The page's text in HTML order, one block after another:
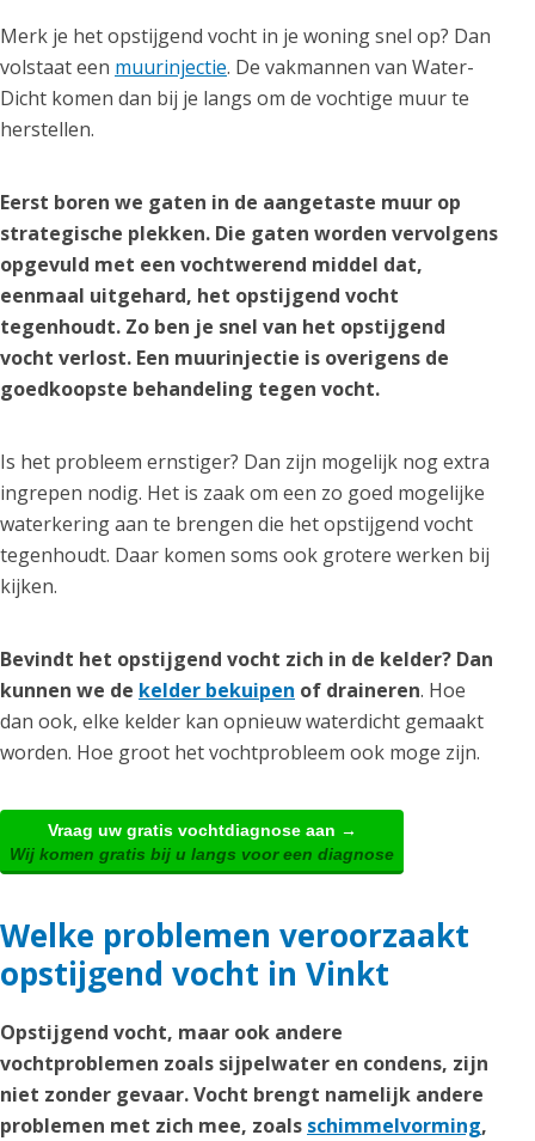
Merk je het opstijgend vocht in je woning snel op? Dan
volstaat een muurinjectie. De vakmannen van Water-
Dicht komen dan bij je langs om de vochtige muur te
herstellen.
Eerst boren we gaten in de aangetaste muur op
strategische plekken. Die gaten worden vervolgens
opgevuld met een vochtwerend middel dat,
eenmaal uitgehard, het opstijgend vocht
tegenhoudt. Zo ben je snel van het opstijgend
vocht verlost. Een muurinjectie is overigens de
goedkoopste behandeling tegen vocht.
Is het probleem ernstiger? Dan zijn mogelijk nog extra
ingrepen nodig. Het is zaak om een zo goed mogelijke
waterkering aan te brengen die het opstijgend vocht
tegenhoudt. Daar komen soms ook grotere werken bij
kijken.
Bevindt het opstijgend vocht zich in de kelder? Dan
kunnen we de kelder bekuipen of draineren. Hoe
dan ook, elke kelder kan opnieuw waterdicht gemaakt
worden. Hoe groot het vochtprobleem ook moge zijn.
Vraag uw gratis vochtdiagnose aan →
Wij komen gratis bij u langs voor een diagnose
Welke problemen veroorzaakt
opstijgend vocht in Vinkt
Opstijgend vocht, maar ook andere
vochtproblemen zoals sijpelwater en condens, zijn
niet zonder gevaar. Vocht brengt namelijk andere
problemen met zich mee, zoals schimmelvorming,